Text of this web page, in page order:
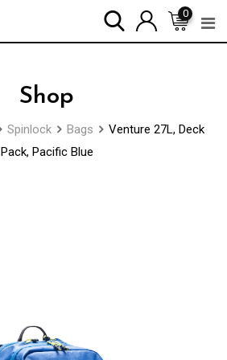
0
Shop
Spinlock Bags
Venture 27L, Deck
Pack, Pacific Blue